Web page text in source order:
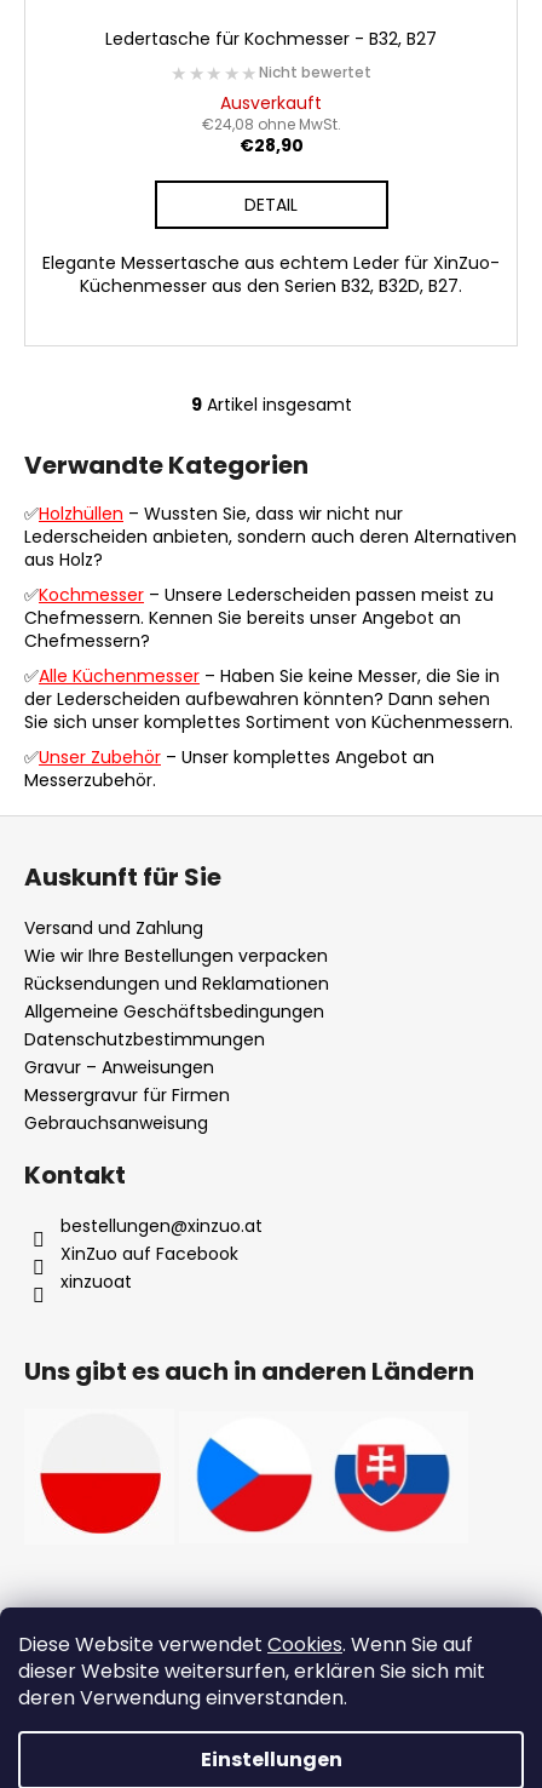
Diese Website verwendet Cookies. Wenn Sie auf
dieser Website weitersurfen, erklären Sie sich mit
deren Verwendung einverstanden.
Einstellungen
Ledertasche für Kochmesser - B32, B27
★★★★★
★★★★★Nicht bewertet
Ausverkauft
€24,08 ohne MwSt.
€28,90
DETAIL
Elegante Messertasche aus echtem Leder für XinZuo-
Küchenmesser aus den Serien B32, B32D, B27.
S
e
e
r
l
e
e
n
t
e
e
t
e
9Artikel insgesamt
Verwandte Kategorien
✅Holzhüllen – Wussten Sie, dass wir nicht nur
Lederscheiden anbieten, sondern auch deren Alternativen
aus Holz?
✅Kochmesser – Unsere Lederscheiden passen meist zu
Chefmessern. Kennen Sie bereits unser Angebot an
Chefmessern?
✅Alle Küchenmesser – Haben Sie keine Messer, die Sie in
der Lederscheiden aufbewahren könnten? Dann sehen
Sie sich unser komplettes Sortiment von Küchenmessern.
✅Unser Zubehör – Unser komplettes Angebot an
Messerzubehör.
Auskunft für Sie
Versand und Zahlung
Wie wir Ihre Bestellungen verpacken
Rücksendungen und Reklamationen
Allgemeine Geschäftsbedingungen
Datenschutzbestimmungen
Gravur – Anweisungen
Messergravur für Firmen
Gebrauchsanweisung
Kontakt
bestellungen@xinzuo.at
XinZuo auf Facebook
xinzuoat
Uns gibt es auch in anderen Ländern
Zahlung